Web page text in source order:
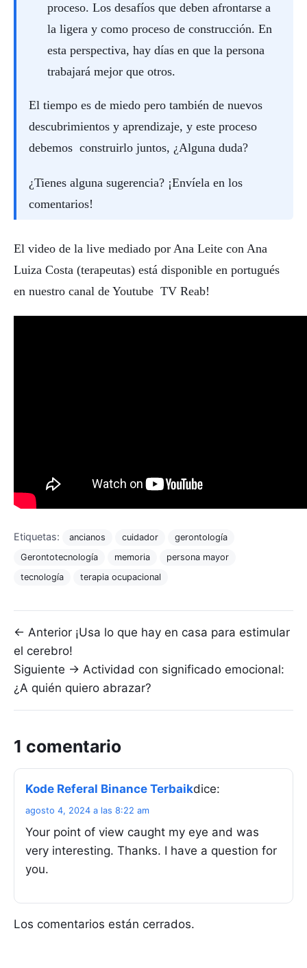
proceso. Los desafíos que deben afrontarse a
la ligera y como proceso de construcción. En
esta perspectiva, hay días en que la persona
trabajará mejor que otros.
El tiempo es de miedo pero también de nuevos
descubrimientos y aprendizaje, y este proceso
debemos construirlo juntos, ¿Alguna duda?
¿Tienes alguna sugerencia? ¡Envíela en los
comentarios!
El video de la live mediado por Ana Leite con Ana
Luiza Costa (terapeutas) está disponible en portugués
en nuestro canal de Youtube TV Reab!
Etiquetas: ancianos cuidador
gerontología
Gerontotecnología
memoria
persona mayor
tecnología
terapia ocupacional
Navegación de entradas
← Anterior ¡Usa lo que hay en casa para estimular
el cerebro!
Siguiente → Actividad con significado emocional:
¿A quién quiero abrazar?
1 comentario
Kode Referal Binance Terbaikdice:
agosto 4, 2024 a las 8:22 am
Your point of view caught my eye and was
very interesting. Thanks. I have a question for
you.
Los comentarios están cerrados.